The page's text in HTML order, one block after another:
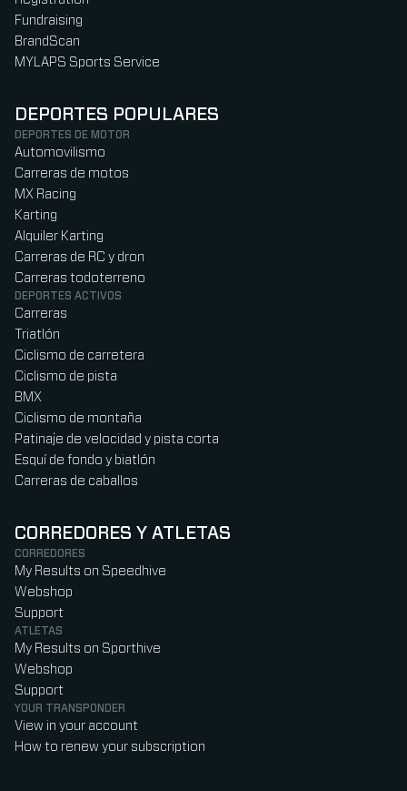
Fundraising
BrandScan
MYLAPS Sports Service
DEPORTES POPULARES
DEPORTES DE MOTOR
Automovilismo
Carreras de motos
MX Racing
Karting
Alquiler Karting
Carreras de RC y dron
Carreras todoterreno
DEPORTES ACTIVOS
Carreras
Triatlón
Ciclismo de carretera
Ciclismo de pista
BMX
Ciclismo de montaña
Patinaje de velocidad y pista corta
Esquí de fondo y biatlón
Carreras de caballos
CORREDORES Y ATLETAS
CORREDORES
My Results on Speedhive
Webshop
Support
ATLETAS
My Results on Sporthive
Webshop
Support
YOUR TRANSPONDER
View in your account
How to renew your subscription